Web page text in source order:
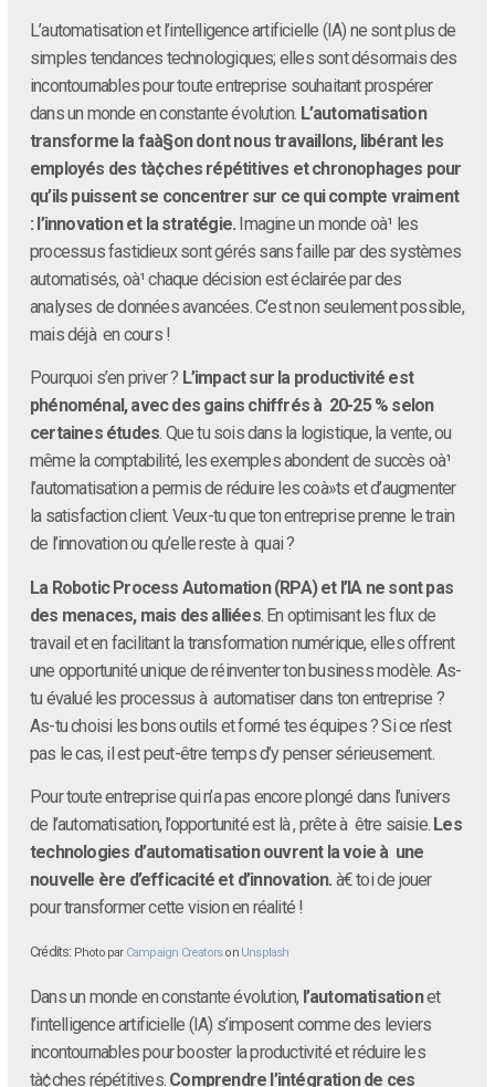
L’automatisation et l’intelligence artificielle (IA) ne sont plus de
simples tendances technologiques; elles sont désormais des
incontournables pour toute entreprise souhaitant prospérer
dans un monde en constante évolution. L’automatisation
transforme la faà§on dont nous travaillons, libérant les
employés des tà¢ches répétitives et chronophages pour
qu’ils puissent se concentrer sur ce qui compte vraiment
: l’innovation et la stratégie. Imagine un monde oà¹ les
processus fastidieux sont gérés sans faille par des systèmes
automatisés, oà¹ chaque décision est éclairée par des
analyses de données avancées. C’est non seulement possible,
mais déjà en cours !
Pourquoi s’en priver ? L’impact sur la productivité est
phénoménal, avec des gains chiffrés à 20-25 % selon
certaines études. Que tu sois dans la logistique, la vente, ou
même la comptabilité, les exemples abondent de succès oà¹
l’automatisation a permis de réduire les coà»ts et d’augmenter
la satisfaction client. Veux-tu que ton entreprise prenne le train
de l’innovation ou qu’elle reste à quai ?
La Robotic Process Automation (RPA) et l’IA ne sont pas
des menaces, mais des alliées. En optimisant les flux de
travail et en facilitant la transformation numérique, elles offrent
une opportunité unique de réinventer ton business modèle. As-
tu évalué les processus à automatiser dans ton entreprise ?
As-tu choisi les bons outils et formé tes équipes ? Si ce n’est
pas le cas, il est peut-être temps d’y penser sérieusement.
Pour toute entreprise qui n’a pas encore plongé dans l’univers
de l’automatisation, l’opportunité est là , prête à être saisie. Les
technologies d’automatisation ouvrent la voie à une
nouvelle ère d’efficacité et d’innovation. à€ toi de jouer
pour transformer cette vision en réalité !
Crédits: Photo par Campaign Creatorson Unsplash
Dans un monde en constante évolution, l’automatisationet
l’intelligence artificielle (IA) s’imposent comme des leviers
incontournables pour booster la productivité et réduire les
tà¢ches répétitives. Comprendre l’intégration de ces